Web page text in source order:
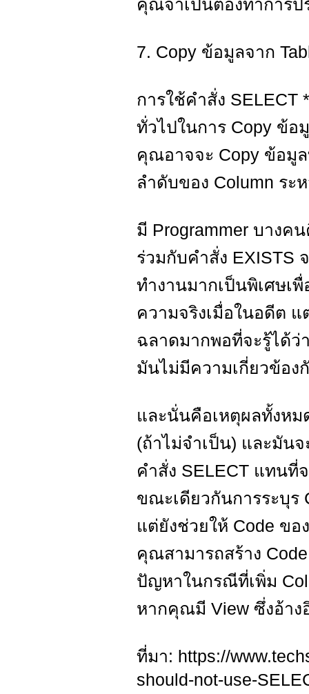
คุณจำเป็นต้องทำการป
7. Copy ข้อมูลจาก
การใช้คำสั่ง SELECT
ทั่วไปในการ Copy ข้อ
คุณอาจจะ Copy ข้อมู
ลำดับของ Column ระ
มี Programmer บางค
ร่วมกับคำสั่ง EXISTS
ทำงานมากเป็นพิเศษเ
ความจริงเมื่อในอดีต
ฉลาดมากพอที่จะรู้ได้ว่
มันไม่มีความเกี่ยวข้อง
และนั่นคือเหตุผลทั้งหม
(ถ้าไม่จำเป็น) และมัน
คำสั่ง SELECT แทน
ขณะเดียวกันการระบุร
แต่ยังช่วยให้ Code ข
คุณสามารถสร้าง
ปัญหาในกรณีที่เพิ่ม
หากคุณมี View ซึ่งอ้าง
ที่มา: https://
should-not-use-